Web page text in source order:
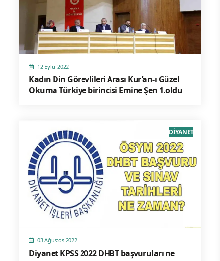
12 Eylül 2022
Kadın Din Görevlileri Arası Kur’an-ı Güzel
Okuma Türkiye birincisi Emine Şen 1.oldu
03 Ağustos 2022
Diyanet KPSS 2022 DHBT başvuruları ne
DİYANET